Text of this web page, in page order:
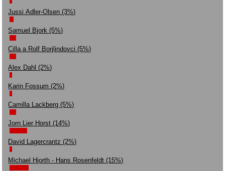
Jussi Adler-Olsen (3%)
Samuel Bjork (5%)
Cilla a Rolf Borjlindovci (5%)
Alex Dahl (2%)
Karin Fossum (2%)
Camilla Lackberg (5%)
Jorn Lier Horst (14%)
David Lagercrantz (2%)
Michael Hjorth - Hans Rosenfeldt (15%)